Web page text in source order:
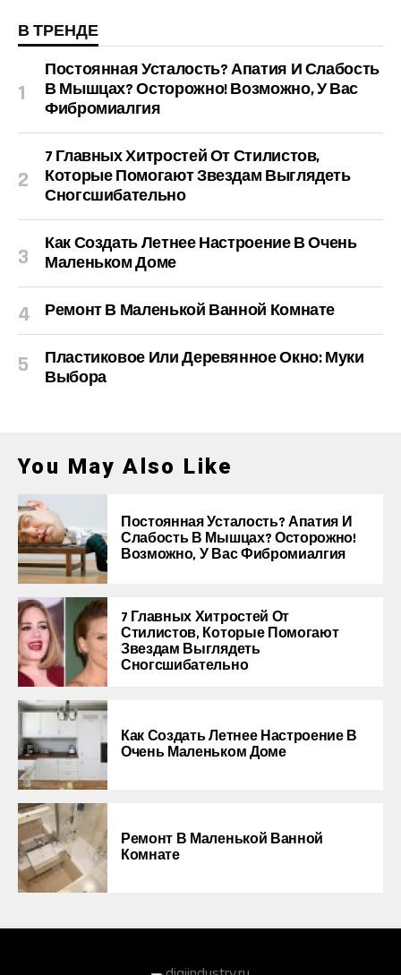
В ТРЕНДЕ
Постоянная Усталость? Апатия И Слабость
В Мышцах? Осторожно! Возможно, У Вас
Фибромиалгия
7 Главных Хитростей От Стилистов,
Которые Помогают Звездам Выглядеть
Сногсшибательно
Как Создать Летнее Настроение В Очень
Маленьком Доме
Ремонт В Маленькой Ванной Комнате
Пластиковое Или Деревянное Окно: Муки
Выбора
You May Also Like
Постоянная Усталость? Апатия И
Слабость В Мышцах? Осторожно!
Возможно, У Вас Фибромиалгия
7 Главных Хитростей От
Стилистов, Которые Помогают
Звездам Выглядеть
Сногсшибательно
Как Создать Летнее Настроение В
Очень Маленьком Доме
Ремонт В Маленькой Ванной
Комнате